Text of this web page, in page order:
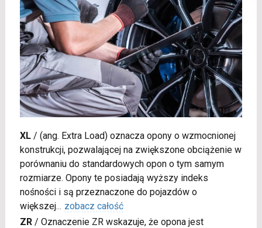
XL/ (ang. Extra Load) oznacza opony o wzmocnionej
konstrukcji, pozwalającej na zwiększone obciążenie w
porównaniu do standardowych opon o tym samym
rozmiarze. Opony te posiadają wyższy indeks
nośności i są przeznaczone do pojazdów o
większej... zobacz całość
ZR/ Oznaczenie ZR wskazuje, że opona jest